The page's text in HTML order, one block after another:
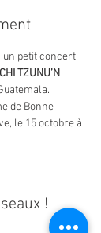
un petit concert,
CHI TZUNU’N
de Bonne
le 15 octobre à
!